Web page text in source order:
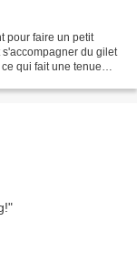
pour faire un petit
du gilet
qui fait une tenue